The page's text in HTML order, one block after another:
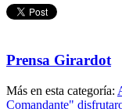
Prensa Girardot
Más en esta categoría:
Comandante"